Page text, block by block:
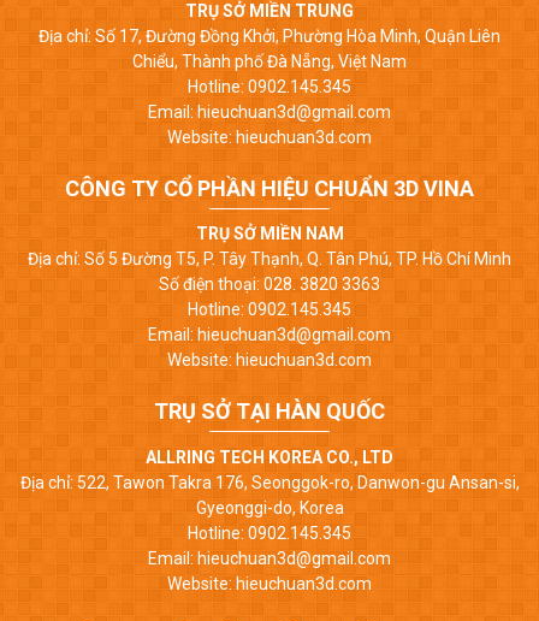
TRỤ SỞ MIỀN TRUNG
Địa chỉ: Số 17, Đường Đồng Khởi, Phường Hòa Minh, Quận Liên
Chiểu, Thành phố Đà Nẵng, Việt Nam
Hotline: 0902.145.345
Email: hieuchuan3d@gmail.com
Website: hieuchuan3d.com
CÔNG TY CỔ PHẦN HIỆU CHUẨN 3D VINA
TRỤ SỞ MIỀN NAM
Địa chỉ: Số 5 Đường T5, P. Tây Thạnh, Q. Tân Phú, TP. Hồ Chí Minh
Số điện thoại: 028. 3820 3363
Hotline: 0902.145.345
Email: hieuchuan3d@gmail.com
Website: hieuchuan3d.com
TRỤ SỞ TẠI HÀN QUỐC
ALLRING TECH KOREA CO., LTD
Địa chỉ: 522, Tawon Takra 176, Seonggok-ro, Danwon-gu Ansan-si,
Gyeonggi-do, Korea
Hotline: 0902.145.345
Email: hieuchuan3d@gmail.com
Website: hieuchuan3d.com